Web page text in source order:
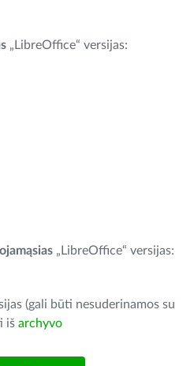
„LibreOffice“ versijas:
„LibreOffice“ versijas:
(gali būti nesuderinamos su
iš archyvo